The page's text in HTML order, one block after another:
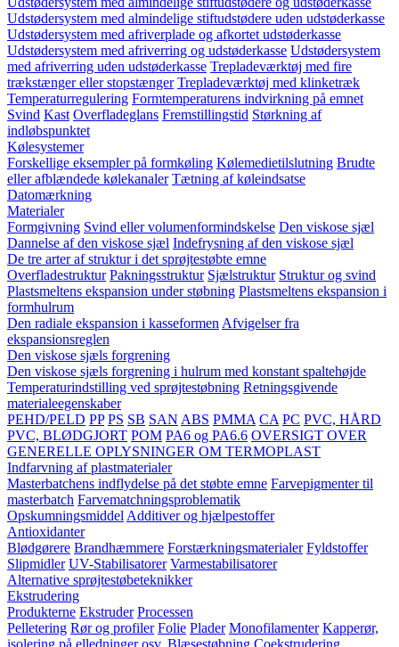
Udstødersystem med almindelige stiftudstødere uden udstøderkasse
Udstødersystem med afriverplade og afkortet udstøderkasse
Udstødersystem med afriverring og udstøderkasse Udstødersystem
med afriverring uden udstøderkasse Trepladeværktøj med fire
trækstænger eller stopstænger Trepladeværktøj med klinketræk
Temperaturregulering Formtemperaturens indvirkning på emnet
Svind Kast Overfladeglans Fremstillingstid Størkning af
indløbspunktet
Kølesystemer
Forskellige eksempler på formkøling Kølemedietilslutning Brudte
eller afblændede kølekanaler Tætning af køleindsatse
Datomærkning
Materialer
Formgivning Svind eller volumenformindskelse Den viskose sjæl
Dannelse af den viskose sjæl Indefrysning af den viskose sjæl
De tre arter af struktur i det sprøjtestøbte emne
Overfladestruktur Pakningsstruktur Sjælstruktur Struktur og svind
Plastsmeltens ekspansion under støbning Plastsmeltens ekspansion i
formhulrum
Den radiale ekspansion i kasseformen Afvigelser fra
ekspansionsreglen
Den viskose sjæls forgrening
Den viskose sjæls forgrening i hulrum med konstant spaltehøjde
Temperaturindstilling ved sprøjtestøbning Retningsgivende
materialeegenskaber
PEHD/PELD PP PS SB SAN ABS PMMA CA PC PVC, HÅRD
PVC, BLØDGJORT POM PA6 og PA6.6 OVERSIGT OVER
GENERELLE OPLYSNINGER OM TERMOPLAST
Indfarvning af plastmaterialer
Masterbatchens indflydelse på det støbte emne Farvepigmenter til
masterbatch Farvematchningsproblematik
Opskumningsmiddel Additiver og hjælpestoffer
Antioxidanter
Blødgørere Brandhæmmere Forstærkningsmaterialer Fyldstoffer
Slipmidler UV-Stabilisatorer Varmestabilisatorer
Alternative sprøjtestøbeteknikker
Ekstrudering
Produkterne Ekstruder Processen
Pelletering Rør og profiler Folie Plader Monofilamenter Kapperør,
isolering på elledninger osv. Blæsestøbning Coekstrudering